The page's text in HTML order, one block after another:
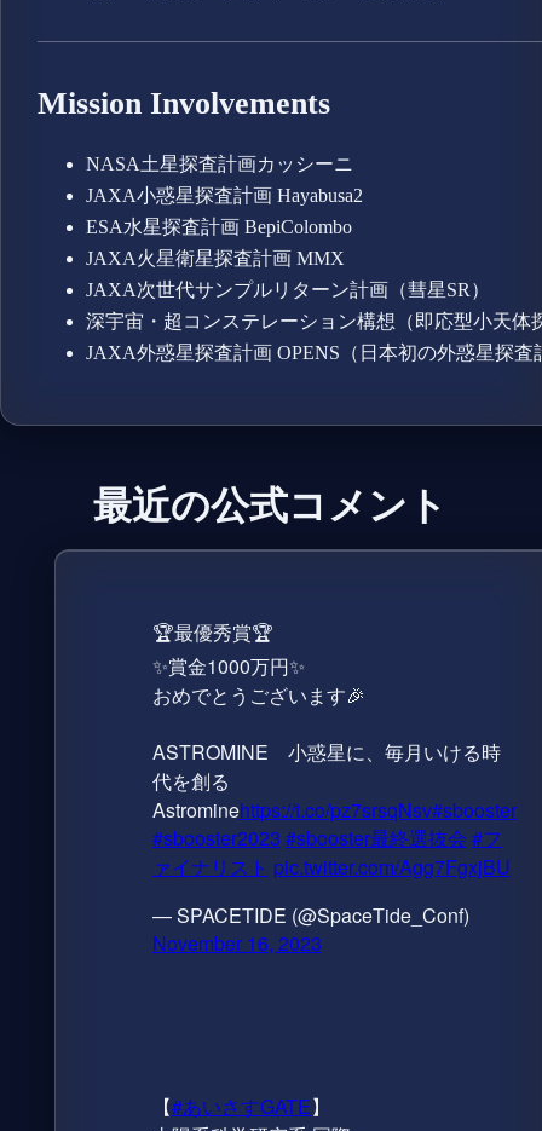
Mission Involvements
NASA土星探査計画カッシーニ
JAXA小惑星探査計画 Hayabusa2
ESA水星探査計画 BepiColombo
JAXA火星衛星探査計画 MMX
JAXA次世代サンプルリターン計画（彗星SR）
深宇宙・超コンステレーション構想（即応型小天体
JAXA外惑星探査計画 OPENS（日本初の外惑星探査
最近の公式コメント